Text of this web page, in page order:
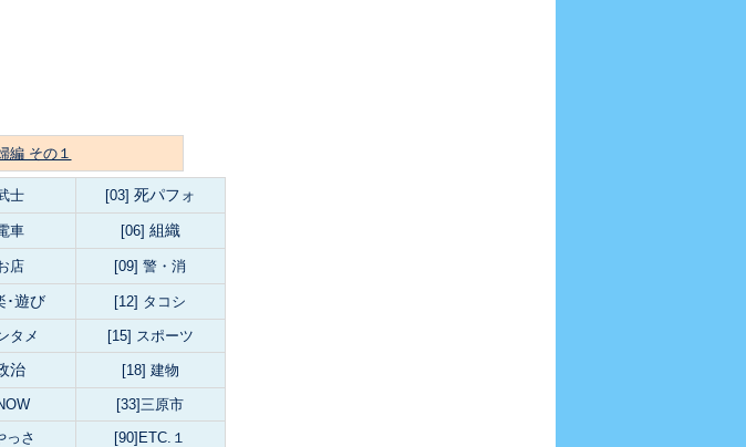
編 その１
士 [03] 死パフォ
車 [06] 組織
店 [09] 警・消
･遊び [12] タコシ
タメ [15] スポーツ
治 [18] 建物
[33]三原市
っさ [90]ETC.１